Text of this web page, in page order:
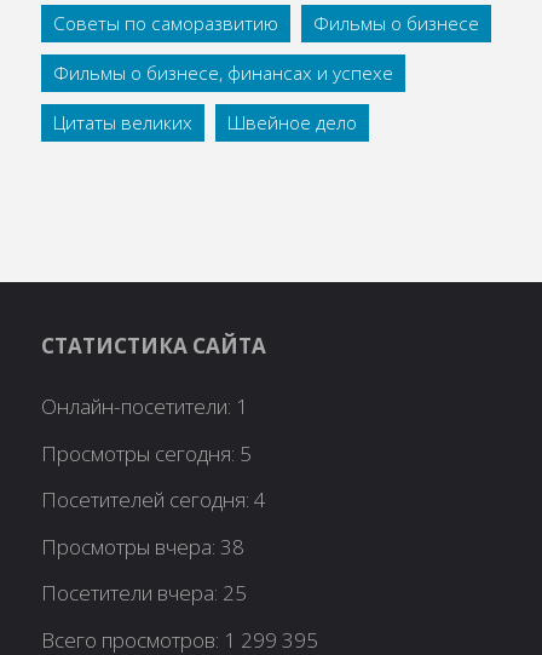
Советы по саморазвитию
Фильмы о бизнесе
Фильмы о бизнесе, финансах и успехе
Цитаты великих
Швейное дело
СТАТИСТИКА САЙТА
Онлайн-посетители: 1
Просмотры сегодня: 5
Посетителей сегодня:4
Просмотры вчера:38
Посетители вчера: 25
Всего просмотров: 1 299 395